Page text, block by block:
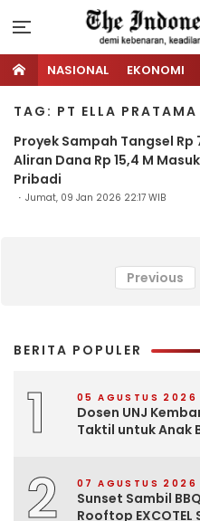
NASIONAL EKONOMI
TAG: PT ELLA PRATAMA
Proyek Sampah Tangsel Rp
Aliran Dana Rp 15,4 M
Pribadi
Jumat, 09 Jan 2026 22:17 WIB
Previous
BERITA POPULER
1 05 AGUSTUS 2026
Dosen UNJ
Taktil untuk Anak
2 07 AGUSTUS 2026
Sunset Sambil
Rooftop